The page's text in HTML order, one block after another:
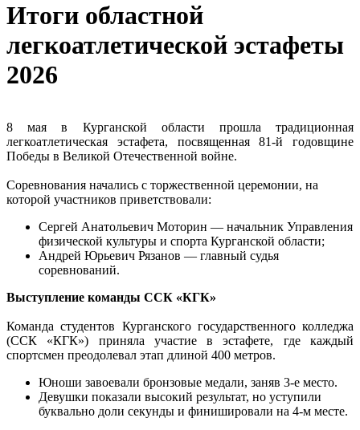
Итоги областной
легкоатлетической эстафеты
2026
8 мая в Курганской области прошла традиционная
легкоатлетическая эстафета, посвященная 81-й годовщине
Победы в Великой Отечественной войне.
Соревнования начались с торжественной церемонии, на
которой участников приветствовали:
Сергей Анатольевич Моторин — начальник Управления
физической культуры и спорта Курганской области;
Андрей Юрьевич Рязанов — главный судья
соревнований.
Выступление команды ССК «КГК»
Команда студентов Курганского государственного колледжа
(ССК «КГК») приняла участие в эстафете, где каждый
спортсмен преодолевал этап длиной 400 метров.
Юноши завоевали бронзовые медали, заняв 3-е место.
Девушки показали высокий результат, но уступили
буквально доли секунды и финишировали на 4-м месте.